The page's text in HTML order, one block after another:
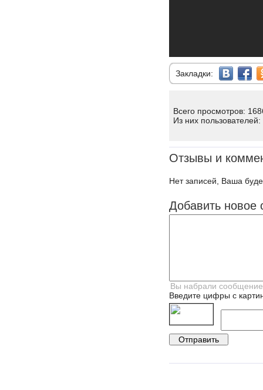
Закладки:
Всего просмотров:
Из них пользователей:
Отзывы и
Нет записей, Ваша
Добавить новое
Введите цифры с